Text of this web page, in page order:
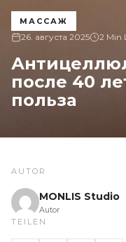
МАССАЖ
26. августа 2025 2 Min
после 40
польза
AUTOR
MONLIS Studio
Autor
TEILEN